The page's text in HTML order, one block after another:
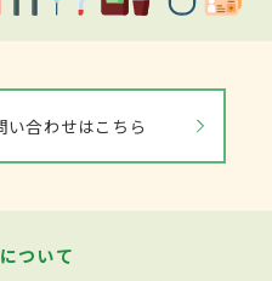
い合わせはこちら
ついて